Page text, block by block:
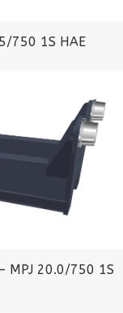
750 1S HAE
MPJ 20.0/750 1S